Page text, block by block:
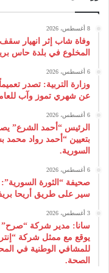
8 أغسطس، 2026
وفاة شاب إثر انهيار
المخلوع في بلدة حاس
6 أغسطس، 2026
وزارة التربية: تصدر
عن شهري تموز وآب
6 أغسطس، 2026
بتعيين “أحمد رواد محمد
السورية.
6 أغسطس، 2026
صحيفة “الثورة
سير على طريق أريحا
3 أغسطس، 2026
سانا: مدير شركة “صرح”
يوقع مع ممثل شركة
للمشافي الوطنية في
الصحة.